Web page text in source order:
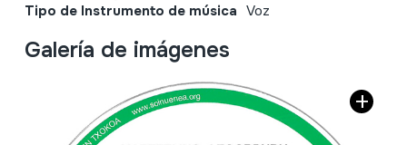
Tipo de Instrumento de música Voz
Galería de imágenes